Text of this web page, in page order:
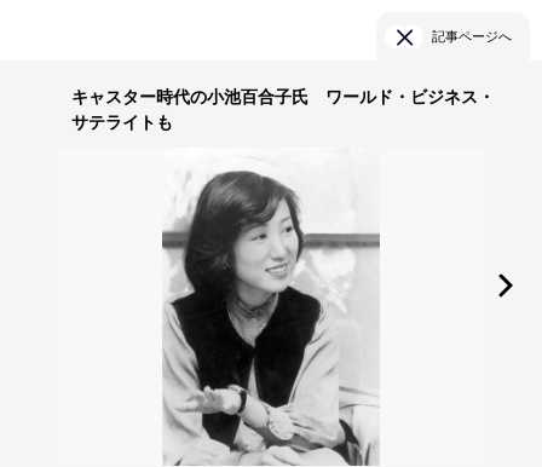
記事ページへ
キャスター時代の小池百合子氏 ワールド・ビジネス・
サテライトも